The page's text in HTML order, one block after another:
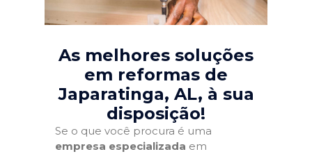
As melhores soluções
em reformas de
Japaratinga, AL, à sua
disposição!
Se o que você procura é uma
empresa especializada em